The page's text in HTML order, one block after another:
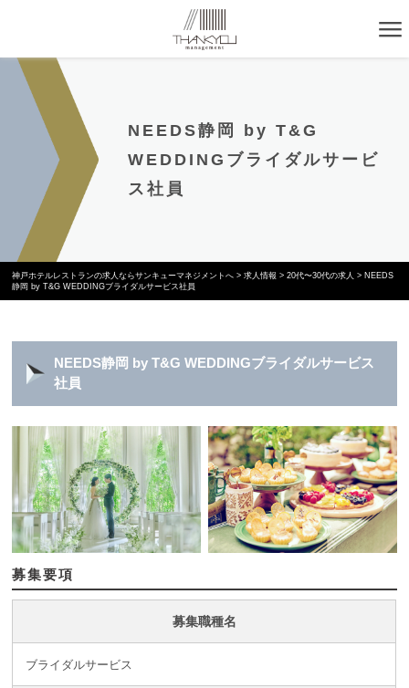
NEEDS静岡 by T&G
WEDDINGブライダルサービ
ス社員
神戸ホテルレストランの求人ならサンキューマネジメントへ >求人情報 >20代〜30代の求人 > NEEDS
静岡 by T&G WEDDINGブライダルサービス社員
NEEDS静岡 by T&G WEDDINGブライダルサービス
社員
募集要項
募集職種名
ブライダルサービス